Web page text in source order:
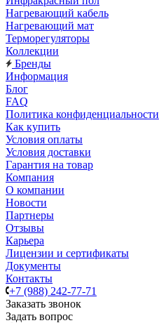
Нагревающий кабель
Нагревающий мат
Терморегуляторы
Коллекции
Бренды
Информация
Блог
FAQ
Политика конфиденциальности
Как купить
Условия оплаты
Условия доставки
Гарантия на товар
Компания
О компании
Новости
Партнеры
Отзывы
Карьера
Лицензии и сертификаты
Документы
Контакты
+7 (988) 242-77-71
Заказать звонок
Задать вопрос